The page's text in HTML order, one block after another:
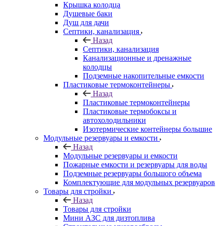
Крышка колодца
Душевые баки
Душ для дачи
Септики, канализация
Назад
Септики, канализация
Канализационные и дренажные
колодцы
Подземные накопительные емкости
Пластиковые термоконтейнеры
Назад
Пластиковые термоконтейнеры
Пластиковые термобоксы и
автохолодильники
Изотермические контейнеры большие
Модульные резервуары и емкости
Назад
Модульные резервуары и емкости
Пожарные емкости и резервуары для воды
Подземные резервуары большого объема
Комплектующие для модульных резервуаров
Товары для стройки
Назад
Товары для стройки
Мини АЗС для дизтоплива